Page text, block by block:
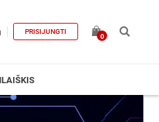
PRISIJUNGTI
0